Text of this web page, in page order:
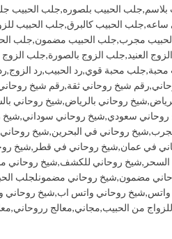
,جلب الحبيب بلصوره,جلب الحبيب
ساعه,جلب الحبيب كالبرق,جلب الحبيب
مجرب,جلب الحبيب مضمون,جلب
العنيد,جلب الزوج بالصورة,جلب
,جلب محبة قوي,رد الحبيب,رد الزوج,
,رقم شيخ روحاني ثقة,رقم شيخ
,شيخ روحاني بالرياض,شيخ روحاني
روحاني سعودي,شيخ روحاني سوداني,شيخ
,شيخ روحاني في البحرين,شيخ
في عمان,شيخ روحاني في قطر ,شيخ
,شيخ روحاني للكشف,شيخ روحاني
مضمون,شيخ روحاني مضمونلجلب
واتس,شيخ روحاني واتس اب,شيخ روحاني
للزواج من الحبيب,مجاني,معالج رروحاني,